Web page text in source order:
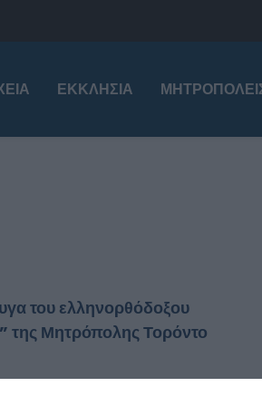
ΕΚΚΛΗΣΊΑ
του ελληνορθόδοξου
της Μητρόπολης Τορόντο